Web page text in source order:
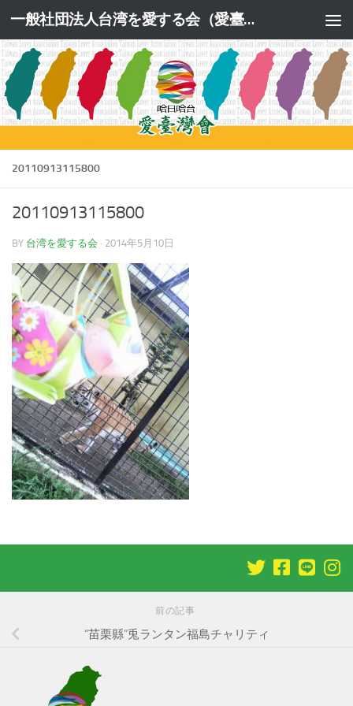
コンテンツへスキップ 一般社団法人台湾を愛する会（愛臺灣會）公式サイト
20110913115800
20110913115800
BY 台湾を愛する会 · 2014年5月10日
前の記事
“苗栗縣”兎ランタン福島チャリティ